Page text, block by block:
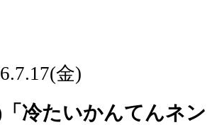
金)
「冷たいかんてんネ